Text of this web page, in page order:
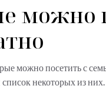
можно
можно посетить с
некоторых из них.